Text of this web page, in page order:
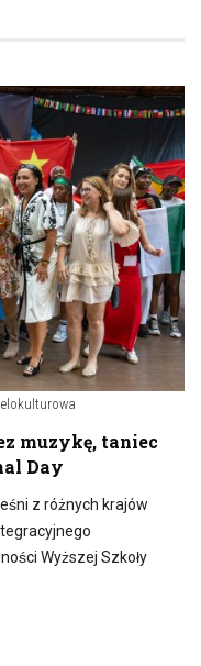
muzykę, taniec
Day
z różnych krajów
Wyższej Szkoły